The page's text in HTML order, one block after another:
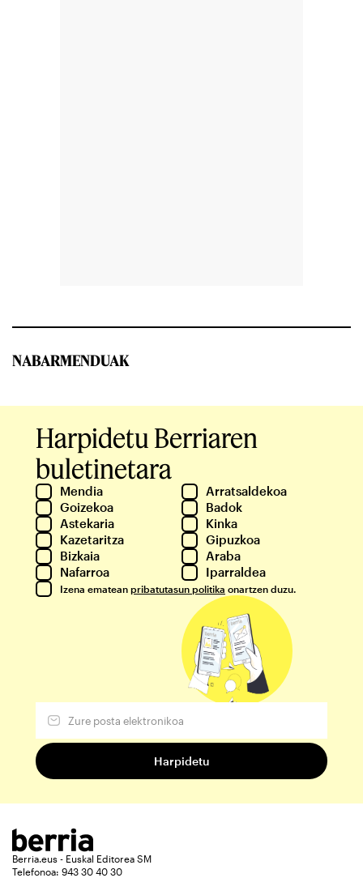
NABARMENDUAK
Harpidetu Berriaren
buletinetara
Mendia
Arratsaldekoa
Goizekoa
Badok
Astekaria
Kinka
Kazetaritza
Gipuzkoa
Bizkaia
Araba
Nafarroa
Iparraldea
Izena ematean pribatutasun politika onartzen duzu.
Berria.eus - Euskal Editorea SM
Telefonoa: 943 30 40 30